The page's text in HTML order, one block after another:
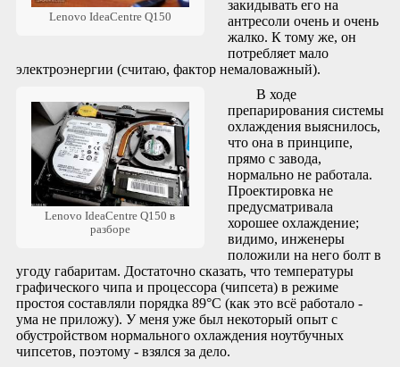
Lenovo IdeaCentre Q150
закидывать его на
антресоли очень и очень
жалко. К тому же, он
потребляет мало
электроэнергии (считаю, фактор немаловажный).
Lenovo IdeaCentre Q150 в
разборе
В ходе
препарирования системы
охлаждения выяснилось,
что она в принципе,
прямо с завода,
нормально не работала.
Проектировка не
предусматривала
хорошее охлаждение;
видимо, инженеры
положили на него болт в
угоду габаритам. Достаточно сказать, что температуры
графического чипа и процессора (чипсета) в режиме
простоя составляли порядка 89°C (как это всё работало -
ума не приложу). У меня уже был некоторый опыт с
обустройством нормального охлаждения ноутбучных
чипсетов, поэтому - взялся за дело.